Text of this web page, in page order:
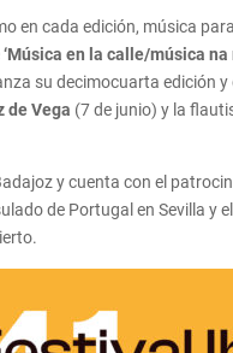
en cada edición, música
‘Música en la calle/música na
su decimocuarta edición
de Vega (7 de junio) y la
y cuenta con el
de Portugal en Sevilla y